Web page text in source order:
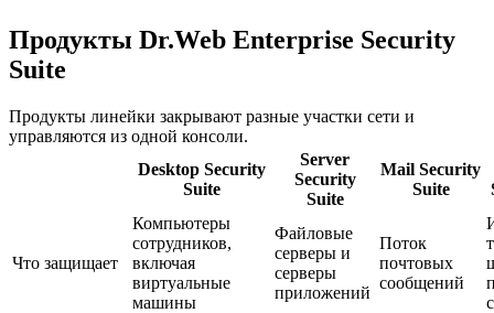
Продукты Dr.Web Enterprise Security
Suite
Продукты линейки закрывают разные участки сети и
управляются из одной консоли.
Desktop Security
Suite
Server
Security
Suite
Mail Security
Suite
Что защищает
Компьютеры
сотрудников,
включая
виртуальные
машины
Файловые
серверы и
серверы
приложений
Поток
почтовых
сообщений